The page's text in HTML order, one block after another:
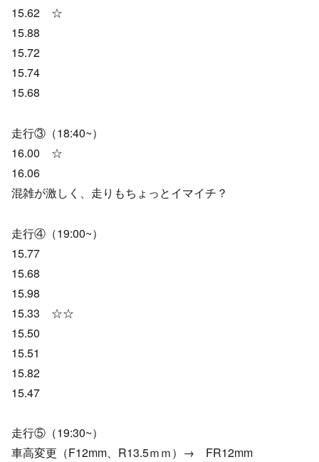
15.62 ☆
15.88
15.72
15.74
15.68
走行③（18:40~）
16.00 ☆
16.06
混雑が激しく、走りもちょっとイマイチ？
走行④（19:00~）
15.77
15.68
15.98
15.33 ☆☆
15.50
15.51
15.82
15.47
走行⑤（19:30~）
車高変更（F12mm、R13.5ｍｍ）→ FR12mm